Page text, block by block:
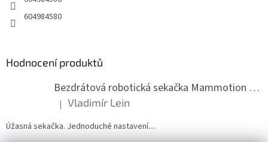
604984580
Hodnocení produktů
Bezdrátová robotická sekačka Mammotion LUBA mini 2 1500
Hodnocení produktu je 5 z 5 hvězdiček.
| Vladimír Lein
Úžasná sekačka. Jednoduché nastavení....